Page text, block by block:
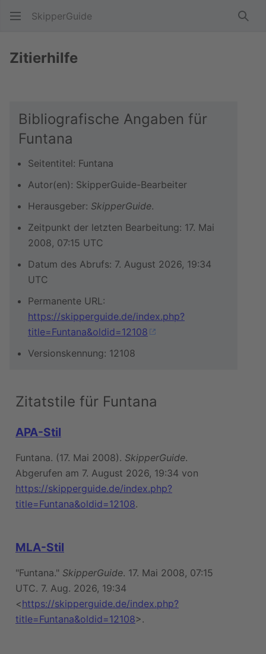
SkipperGuide
Zitierhilfe
Bibliografische Angaben für
Funtana
Seitentitel: Funtana
Autor(en): SkipperGuide-Bearbeiter
Herausgeber: SkipperGuide.
Zeitpunkt der letzten Bearbeitung: 17. Mai
2008, 07:15 UTC
Datum des Abrufs: 7. August 2026, 19:34
UTC
Permanente URL:
https://skipperguide.de/index.php?
title=Funtana&oldid=12108
Versionskennung: 12108
Zitatstile für Funtana
APA-Stil
Funtana. (17. Mai 2008). SkipperGuide.
Abgerufen am 7. August 2026, 19:34 von
https://skipperguide.de/index.php?
title=Funtana&oldid=12108.
MLA-Stil
"Funtana." SkipperGuide. 17. Mai 2008, 07:15
UTC. 7. Aug. 2026, 19:34
<https://skipperguide.de/index.php?
title=Funtana&oldid=12108>.